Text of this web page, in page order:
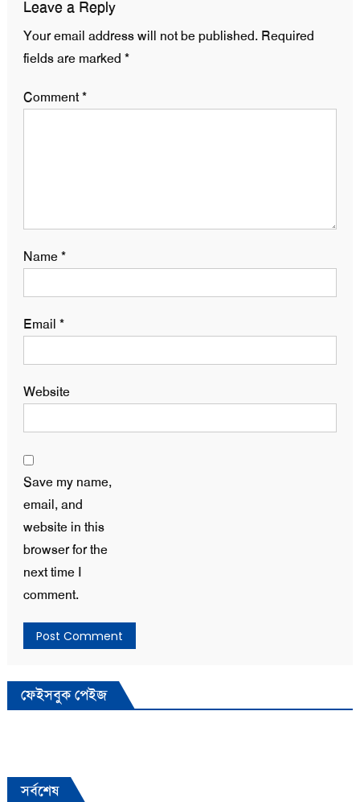
Leave a Reply
Your email address will not be published. Required
fields are marked *
Comment*
Name*
Email *
Website
Save my name,
email, and
website in this
browser for the
next time I
comment.
ফেইসবুক পেইজ
সর্বশেষ